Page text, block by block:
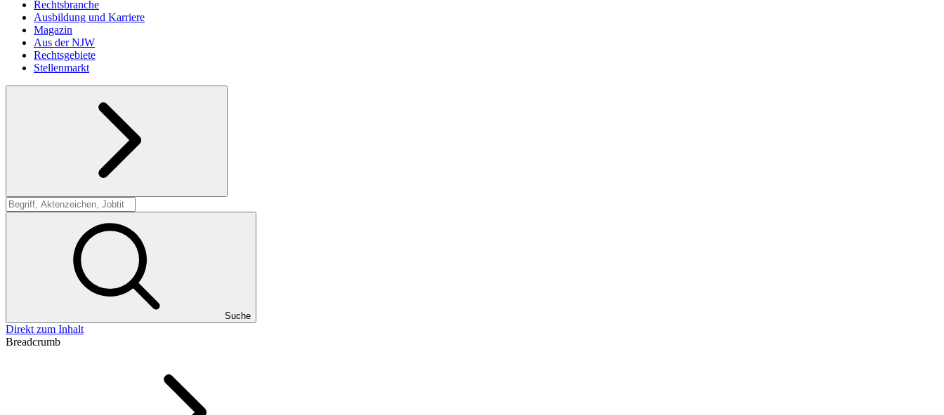
Rechtsbranche
Ausbildung und Karriere
Magazin
Aus der NJW
Rechtsgebiete
Stellenmarkt
Suche
Suche
Direkt zum Inhalt
Breadcrumb